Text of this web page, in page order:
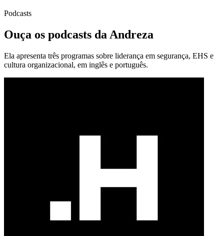
Podcasts
Ouça os podcasts da Andreza
Ela apresenta três programas sobre liderança em segurança, EHS e
cultura organizacional, em inglês e português.